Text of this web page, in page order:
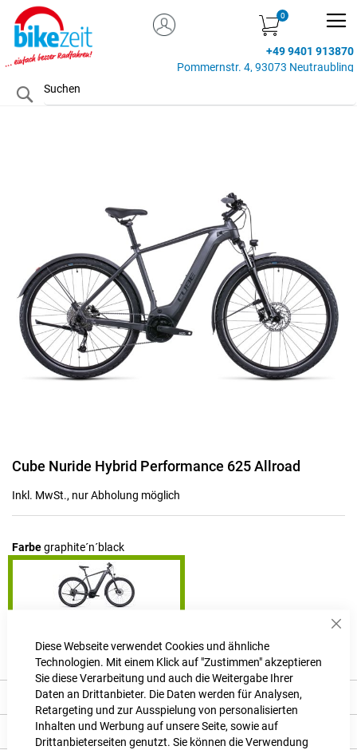
Diese Webseite verwendet Cookies und ähnliche
Technologien. Mit einem Klick auf "Zustimmen" akzeptieren
Sie diese Verarbeitung und auch die Weitergabe Ihrer
Daten an Drittanbieter. Die Daten werden für Analysen,
Retargeting und zur Ausspielung von personalisierten
Inhalten und Werbung auf unsere Seite, sowie auf
Drittanbieterseiten genutzt. Sie können die Verwendung
MEIN KONTO
+49 9401 913870
Pommernstr. 4, 93073 Neutraubling
Search
Zum
der
Cube Nuride Hybrid Performance 625 Allroad
Inkl. MwSt., nur Abholung möglich
Farbegraphite´n´black
Beschreibung
Produkt Details